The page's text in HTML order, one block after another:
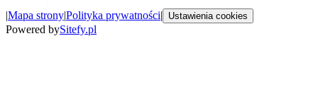
|Mapa strony|Polityka prywatności| Ustawienia cookies
Powered bySitefy.pl